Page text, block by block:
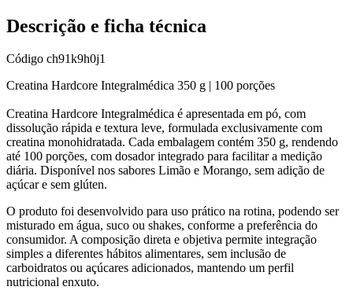
Descrição e ficha técnica
Código ch91k9h0j1
Creatina Hardcore Integralmédica 350 g | 100 porções
Creatina Hardcore Integralmédica é apresentada em pó, com
dissolução rápida e textura leve, formulada exclusivamente com
creatina monohidratada. Cada embalagem contém 350 g, rendendo
até 100 porções, com dosador integrado para facilitar a medição
diária. Disponível nos sabores Limão e Morango, sem adição de
açúcar e sem glúten.
O produto foi desenvolvido para uso prático na rotina, podendo ser
misturado em água, suco ou shakes, conforme a preferência do
consumidor. A composição direta e objetiva permite integração
simples a diferentes hábitos alimentares, sem inclusão de
carboidratos ou açúcares adicionados, mantendo um perfil
nutricional enxuto.